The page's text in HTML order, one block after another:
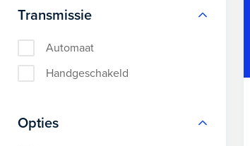
Transmissie
Automaat
Handgeschakeld
Opties